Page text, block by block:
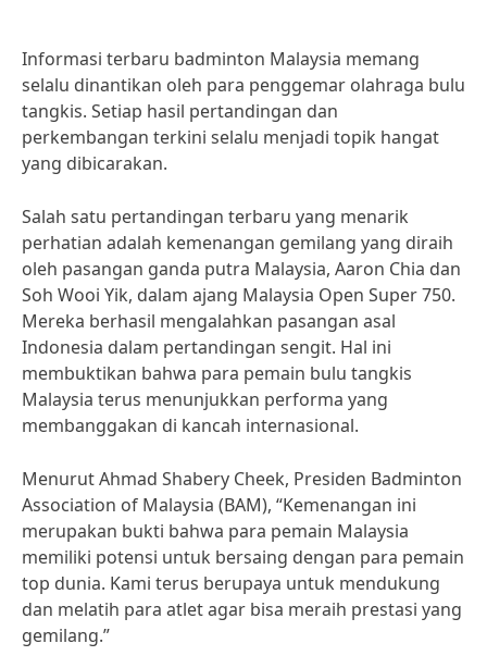
Informasi terbaru badminton Malaysia memang
selalu dinantikan oleh para penggemar olahraga bulu
tangkis. Setiap hasil pertandingan dan
perkembangan terkini selalu menjadi topik hangat
yang dibicarakan.
Salah satu pertandingan terbaru yang menarik
perhatian adalah kemenangan gemilang yang diraih
oleh pasangan ganda putra Malaysia, Aaron Chia dan
Soh Wooi Yik, dalam ajang Malaysia Open Super 750.
Mereka berhasil mengalahkan pasangan asal
Indonesia dalam pertandingan sengit. Hal ini
membuktikan bahwa para pemain bulu tangkis
Malaysia terus menunjukkan performa yang
membanggakan di kancah internasional.
Menurut Ahmad Shabery Cheek, Presiden Badminton
Association of Malaysia (BAM), “Kemenangan ini
merupakan bukti bahwa para pemain Malaysia
memiliki potensi untuk bersaing dengan para pemain
top dunia. Kami terus berupaya untuk mendukung
dan melatih para atlet agar bisa meraih prestasi yang
gemilang.”